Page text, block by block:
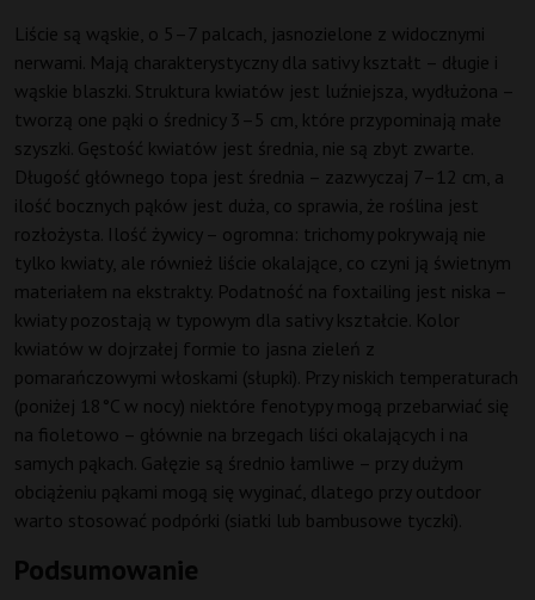
Liście są wąskie, o 5–7 palcach, jasnozielone z widocznymi
nerwami. Mają charakterystyczny dla sativy kształt – długie i
wąskie blaszki. Struktura kwiatów jest luźniejsza, wydłużona –
tworzą one pąki o średnicy 3–5 cm, które przypominają małe
szyszki. Gęstość kwiatów jest średnia, nie są zbyt zwarte.
Długość głównego topa jest średnia – zazwyczaj 7–12 cm, a
ilość bocznych pąków jest duża, co sprawia, że roślina jest
rozłożysta. Ilość żywicy – ogromna: trichomy pokrywają nie
tylko kwiaty, ale również liście okalające, co czyni ją świetnym
materiałem na ekstrakty. Podatność na foxtailing jest niska –
kwiaty pozostają w typowym dla sativy kształcie. Kolor
kwiatów w dojrzałej formie to jasna zieleń z
pomarańczowymi włoskami (słupki). Przy niskich temperaturach
(poniżej 18°C w nocy) niektóre fenotypy mogą przebarwiać się
na fioletowo – głównie na brzegach liści okalających i na
samych pąkach. Gałęzie są średnio łamliwe – przy dużym
obciążeniu pąkami mogą się wyginać, dlatego przy outdoor
warto stosować podpórki (siatki lub bambusowe tyczki).
Podsumowanie